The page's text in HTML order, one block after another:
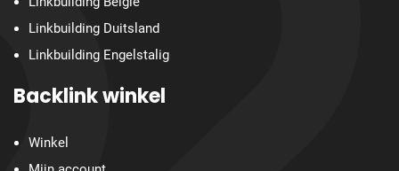
Linkbuilding Duitsland
Linkbuilding Engelstalig
Backlink winkel
Winkel